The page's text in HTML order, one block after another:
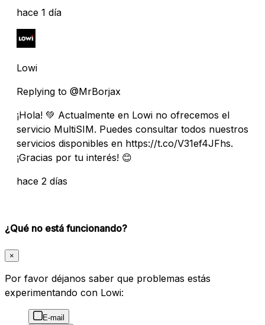
hace 1 día
Lowi
Replying to @MrBorjax
¡Hola! 💚 Actualmente en Lowi no ofrecemos el
servicio MultiSIM. Puedes consultar todos nuestros
servicios disponibles en https://t.co/V31ef4JFhs.
¡Gracias por tu interés! 😊
hace 2 días
¿Qué no está funcionando?
×
Por favor déjanos saber que problemas estás
experimentando con Lowi:
E-mail